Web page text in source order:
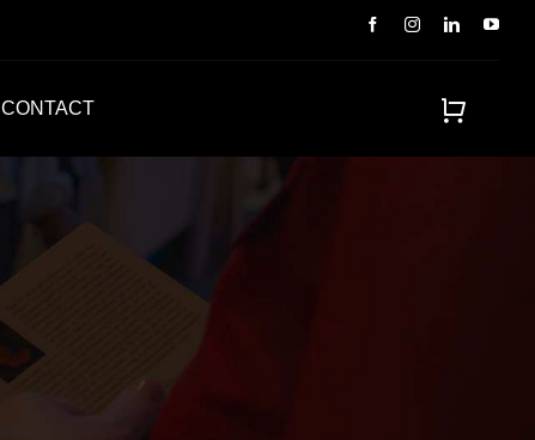
CONTACT